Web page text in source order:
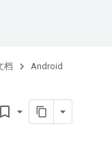
档
Android
bookmark_border